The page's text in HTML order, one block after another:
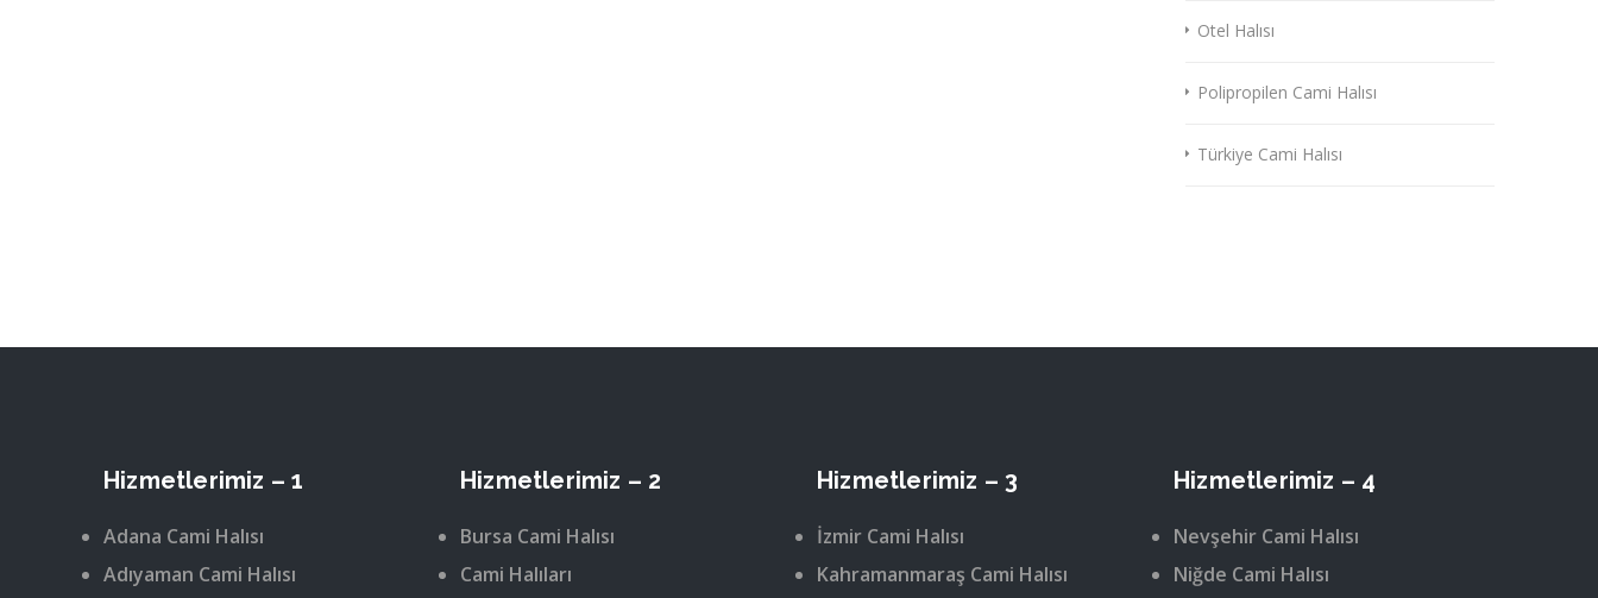
Otel Halısı
Polipropilen Cami Halısı
Türkiye Cami Halısı
Hizmetlerimiz – 1
Adana Cami Halısı
Adıyaman Cami Halısı
Hizmetlerimiz – 2
Bursa Cami Halısı
Cami Halıları
Hizmetlerimiz – 3
İzmir Cami Halısı
Kahramanmaraş Cami Halısı
Hizmetlerimiz – 4
Nevşehir Cami Halısı
Niğde Cami Halısı